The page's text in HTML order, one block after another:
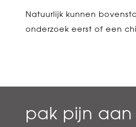
Natuurlijk kunnen
onderzoek eerst of een
pak pijn